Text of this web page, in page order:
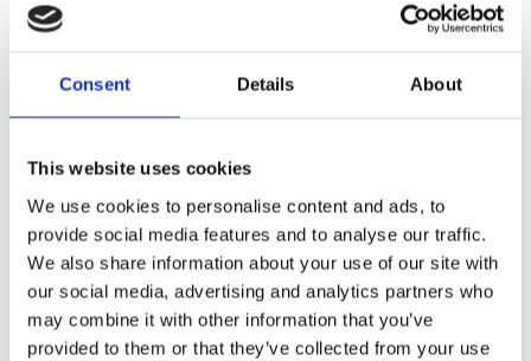
Consent Details About
This website uses cookies
We use cookies to personalise content and ads, to
provide social media features and to analyse our traffic.
We also share information about your use of our site with
our social media, advertising and analytics partners who
may combine it with other information that you’ve
provided to them or that they’ve collected from your use
Innerkudde köpes separat. För ett välfyllt utseende
köp gärna en innerkudde som är något större.
100% bomull, tvättas i 40 grader, max krympning 3-
Carola Bengtsson-Malmström arbetade under
väldigt många år hos Arvidssons. Hon designade
bland annat en hel serie Dalahäst mönster. Här ser
vi mönstret Leksand som tydligt fått sin inspiration
från den kända dalahästen tillsammans med